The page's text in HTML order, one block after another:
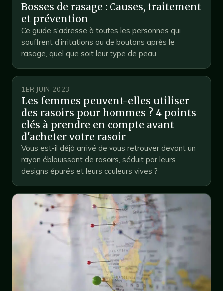
Bosses de rasage : Causes, traitement
et prévention
Ce guide s'adresse à toutes les personnes qui
souffrent d'irritations ou de boutons après le
rasage, quel que soit leur type de peau.
1ER JUIN 2023
Les femmes peuvent-elles utiliser
des rasoirs pour hommes ? 4 points
clés à prendre en compte avant
d'acheter votre rasoir
Vous est-il déjà arrivé de vous retrouver devant un
rayon éblouissant de rasoirs, séduit par leurs
designs épurés et leurs couleurs vives ?